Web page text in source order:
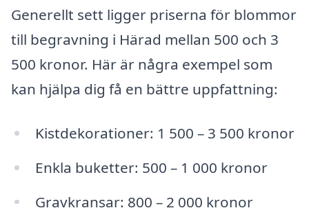
Generellt sett ligger priserna för blommor
till begravning i Härad mellan 500 och 3
500 kronor. Här är några exempel som
kan hjälpa dig få en bättre uppfattning:
Kistdekorationer: 1 500 – 3 500 kronor
Enkla buketter: 500 – 1 000 kronor
Gravkransar: 800 – 2 000 kronor